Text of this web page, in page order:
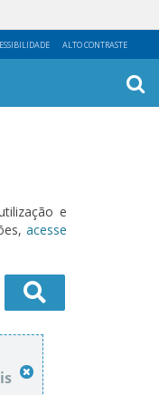
ALTO CONTRASTE
e
acesse